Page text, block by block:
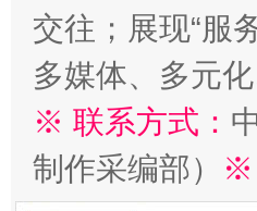
交往；展现“服
多媒体、多元
※ 联系方式：
制作采编部）
※